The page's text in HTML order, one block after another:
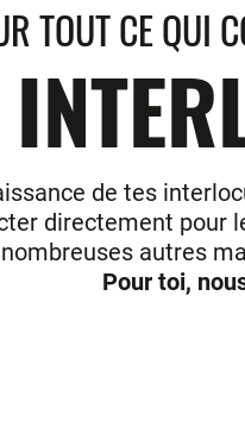
TOUT CE QUI
de tes
directement
autres
Pour toi,